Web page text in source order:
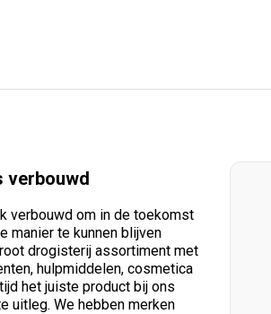
verbouwd
verbouwd om in de toekomst
manier te kunnen blijven
drogisterij assortiment met
hulpmiddelen, cosmetica
het juiste product bij ons
uitleg. We hebben merken